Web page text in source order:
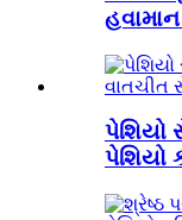
પેશિયો
પેશિયો